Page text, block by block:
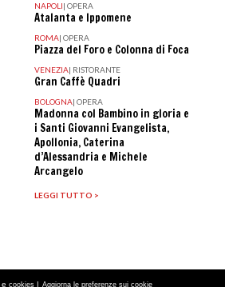
NAPOLI| OPERA
Atalanta e Ippomene
ROMA| OPERA
Piazza del Foro e Colonna di Foca
VENEZIA| RISTORANTE
Gran Caffè Quadri
BOLOGNA| OPERA
Madonna col Bambino in gloria e
i Santi Giovanni Evangelista,
Apollonia, Caterina
d’Alessandria e Michele
Arcangelo
LEGGI TUTTO >
e cookies | Aggiorna le preferenze sui cookie